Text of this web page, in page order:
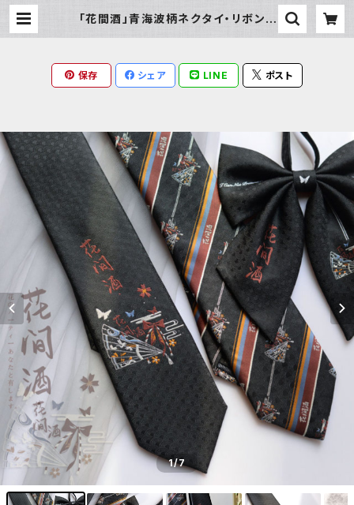
「花間酒」青海波柄ネクタイ・リボン |
保存 シェア LINE ポスト
1/7